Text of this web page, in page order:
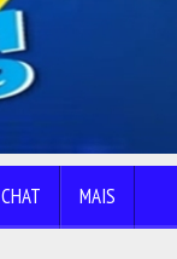
CHAT MAIS